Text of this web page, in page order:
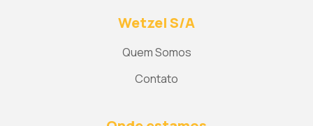
Wetzel S/A
Quem Somos
Contato